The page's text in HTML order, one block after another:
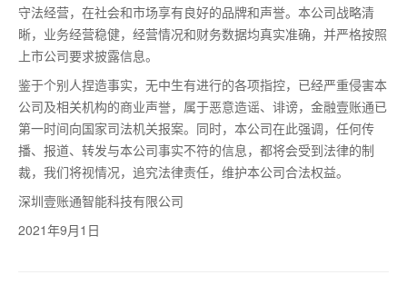
守法经营，在社会和市场享有良好的品牌和声誉。本公司战略清
晰，业务经营稳健，经营情况和财务数据均真实准确，并严格按照
上市公司要求披露信息。
鉴于个别人捏造事实，无中生有进行的各项指控，已经严重侵害本
公司及相关机构的商业声誉，属于恶意造谣、诽谤，金融壹账通已
第一时间向国家司法机关报案。同时，本公司在此强调，任何传
播、报道、转发与本公司事实不符的信息，都将会受到法律的制
裁，我们将视情况，追究法律责任，维护本公司合法权益。
深圳壹账通智能科技有限公司
2021年9月1日